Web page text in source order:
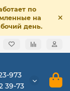
по
на
день.
973
39-73